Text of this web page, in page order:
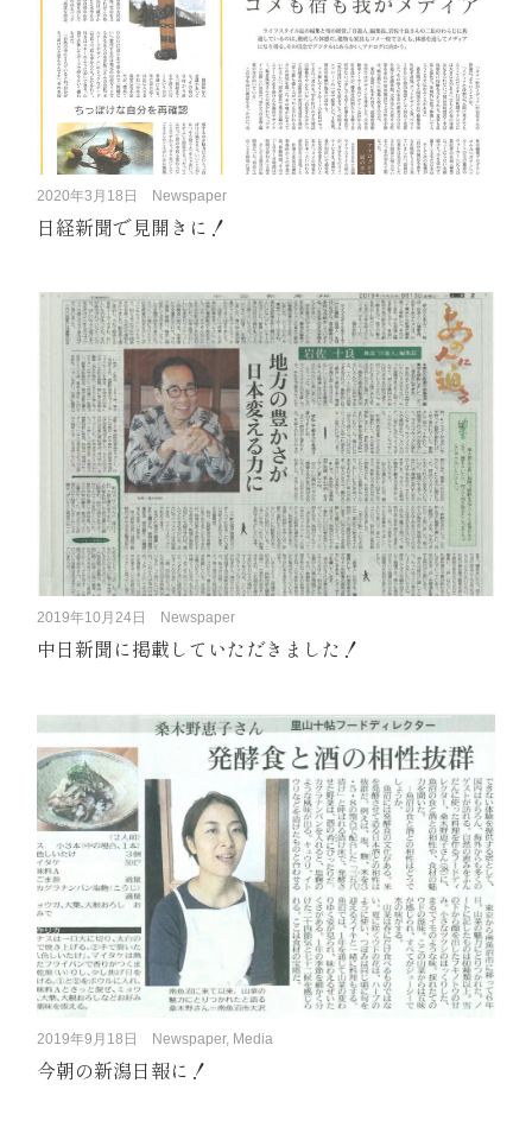
2020年3月18日 Newspaper
日経新聞で見開きに！
2019年10月24日 Newspaper
中日新聞に掲載していただきました！
2019年9月18日 Newspaper, Media
今朝の新潟日報に！